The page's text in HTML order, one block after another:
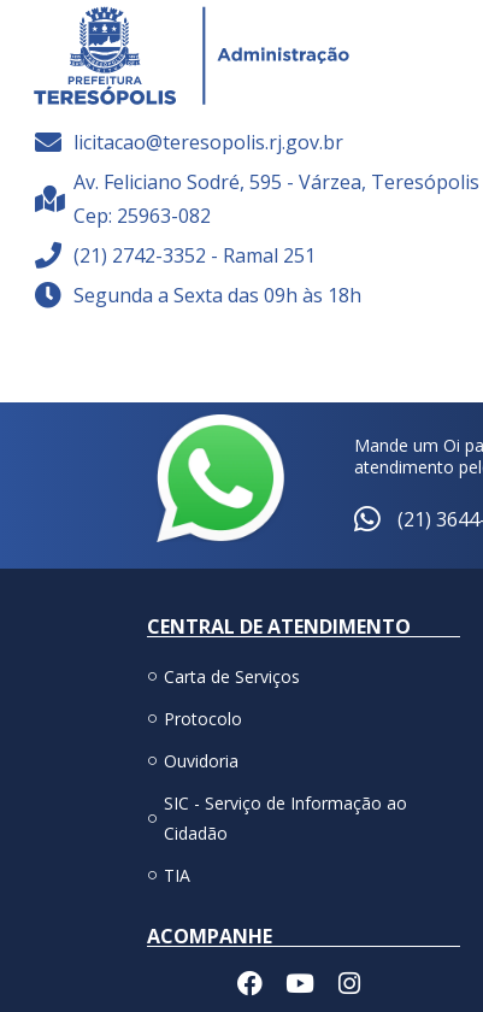
licitacao@teresopolis.rj.gov.br
Av. Feliciano Sodré, 595 - Várzea, Teresópolis
Cep: 25963-082
(21) 2742-3352 - Ramal 251
Segunda a Sexta das 09h às 18h
Mande um Oi
atendimento
(21)
CENTRAL DE ATENDIMENTO
Carta de Serviços
Protocolo
Ouvidoria
SIC - Serviço de Informação ao
Cidadão
TIA
ACOMPANHE